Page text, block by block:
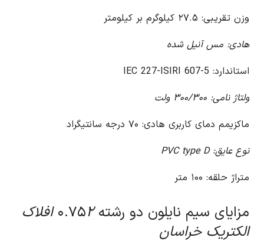
وزن تقریبی: ۲۷.۵ کیلوگرم بر کیلومتر
هادی: مس آنیل شده
استاندارد: IEC 227-ISIRI 607-5
ولتاژ نامی: ۳۰۰/۳۰۰ ولت
ماکزیمم دمای کاربری هادی: ۷۰ درجه سانتیگراد
نوع عایق: PVC type D
متراژ حلقه: ۱۰۰ متر
مزایای سیم نایلون دو رشته ۰.۷۵
۲ افلاک
الکتریک خراسان